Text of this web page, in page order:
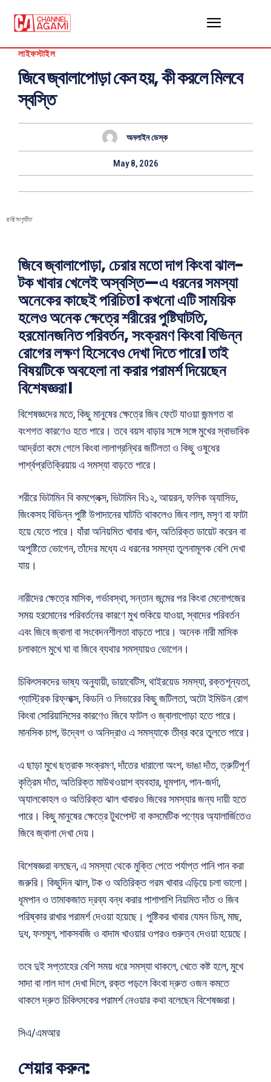
লাইফস্টাইল
জিবে জ্বালাপোড়া কেন হয়, কী করলে মিলবে
স্বস্তি
অনলাইন ডেস্ক
May 8, 2026
ছবি:সংগৃহীত
জিবে জ্বালাপোড়া, চেরার মতো দাগ কিংবা ঝাল-
টক খাবার খেলেই অস্বস্তি—এ ধরনের সমস্যা
অনেকের কাছেই পরিচিত। কখনো এটি সাময়িক
হলেও অনেক ক্ষেত্রে শরীরের পুষ্টিঘাটতি,
হরমোনজনিত পরিবর্তন, সংক্রমণ কিংবা বিভিন্ন
রোগের লক্ষণ হিসেবেও দেখা দিতে পারে। তাই
বিষয়টিকে অবহেলা না করার পরামর্শ দিয়েছেন
বিশেষজ্ঞরা।
বিশেষজ্ঞদের মতে, কিছু মানুষের ক্ষেত্রে জিব ফেটে যাওয়া জন্মগত বা
বংশগত কারণেও হতে পারে। তবে বয়স বাড়ার সঙ্গে সঙ্গে মুখের স্বাভাবিক
আর্দ্রতা কমে গেলে কিংবা লালাগ্রন্থির জটিলতা ও কিছু ওষুধের
পার্শ্বপ্রতিক্রিয়ায় এ সমস্যা বাড়তে পারে।
শরীরে ভিটামিন বি কমপ্লেক্স, ভিটামিন বি১২, আয়রন, ফলিক অ্যাসিড,
জিংকসহ বিভিন্ন পুষ্টি উপাদানের ঘাটতি থাকলেও জিব লাল, মসৃণ বা ফাটা
হয়ে যেতে পারে। যাঁরা অনিয়মিত খাবার খান, অতিরিক্ত ডায়েট করেন বা
অপুষ্টিতে ভোগেন, তাঁদের মধ্যে এ ধরনের সমস্যা তুলনামূলক বেশি দেখা
যায়।
নারীদের ক্ষেত্রে মাসিক, গর্ভাবস্থা, সন্তান জন্মের পর কিংবা মেনোপজের
সময় হরমোনের পরিবর্তনের কারণে মুখ শুকিয়ে যাওয়া, স্বাদের পরিবর্তন
এবং জিবে জ্বালা বা সংবেদনশীলতা বাড়তে পারে। অনেক নারী মাসিক
চলাকালে মুখে ঘা বা জিবে ব্যথার সমস্যায়ও ভোগেন।
চিকিৎসকদের ভাষ্য অনুযায়ী, ডায়াবেটিস, থাইরয়েড সমস্যা, রক্তশূন্যতা,
গ্যাস্ট্রিক রিফ্লাক্স, কিডনি ও লিভারের কিছু জটিলতা, অটো ইমিউন রোগ
কিংবা সোরিয়াসিসের কারণেও জিবে ফাটল ও জ্বালাপোড়া হতে পারে।
মানসিক চাপ, উদ্বেগ ও অনিদ্রাও এ সমস্যাকে তীব্র করে তুলতে পারে।
এ ছাড়া মুখে ছত্রাক সংক্রমণ, দাঁতের ধারালো অংশ, ভাঙা দাঁত, ত্রুটিপূর্ণ
কৃত্রিম দাঁত, অতিরিক্ত মাউথওয়াশ ব্যবহার, ধূমপান, পান-জর্দা,
অ্যালকোহল ও অতিরিক্ত ঝাল খাবারও জিবের সমস্যার জন্য দায়ী হতে
পারে। কিছু মানুষের ক্ষেত্রে টুথপেস্ট বা কসমেটিক পণ্যের অ্যালার্জিতেও
জিবে জ্বালা দেখা দেয়।
বিশেষজ্ঞরা বলছেন, এ সমস্যা থেকে মুক্তি পেতে পর্যাপ্ত পানি পান করা
জরুরি। কিছুদিন ঝাল, টক ও অতিরিক্ত গরম খাবার এড়িয়ে চলা ভালো।
ধূমপান ও তামাকজাত দ্রব্য বন্ধ করার পাশাপাশি নিয়মিত দাঁত ও জিব
পরিষ্কার রাখার পরামর্শ দেওয়া হয়েছে। পুষ্টিকর খাবার যেমন ডিম, মাছ,
দুধ, ফলমূল, শাকসবজি ও বাদাম খাওয়ার ওপরও গুরুত্ব দেওয়া হয়েছে।
তবে দুই সপ্তাহের বেশি সময় ধরে সমস্যা থাকলে, খেতে কষ্ট হলে, মুখে
সাদা বা লাল দাগ দেখা দিলে, রক্ত পড়লে কিংবা দ্রুত ওজন কমতে
থাকলে দ্রুত চিকিৎসকের পরামর্শ নেওয়ার কথা বলেছেন বিশেষজ্ঞরা।
সিএ/এমআর
শেয়ার করুন: